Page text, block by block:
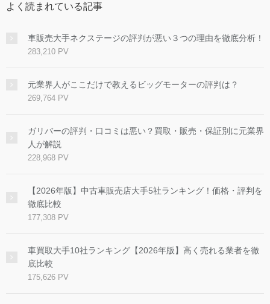
よく読まれている記事
車販売大手ネクステージの評判が悪い３つの理由を徹底分析！
283,210 PV
元業界人がここだけで教えるビッグモーターの評判は？
269,764 PV
ガリバーの評判・口コミは悪い？買取・販売・保証別に元業界
人が解説
228,968 PV
【2026年版】中古車販売店大手5社ランキング！価格・評判を
徹底比較
177,308 PV
車買取大手10社ランキング【2026年版】高く売れる業者を徹
底比較
175,626 PV